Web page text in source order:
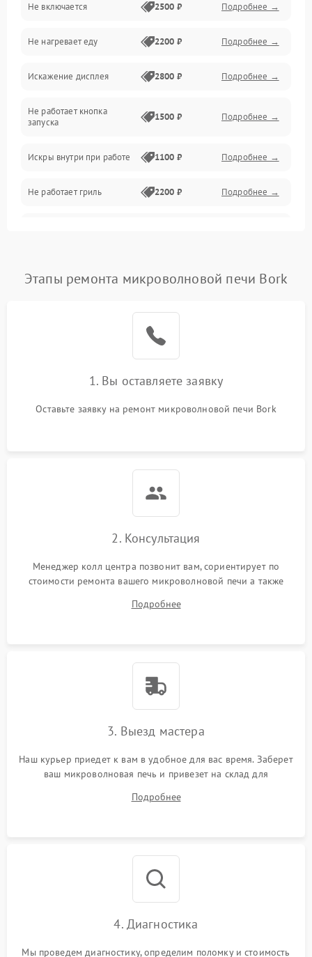
Механика и внутренние элементы
Механические повреждения
Питание и запуск
Нагрев и приготовление
Программное обеспечение
Не включается 2500 ₽ Подробнее →
Не нагревает еду 2200 ₽ Подробнее →
Искажение дисплея 2800 ₽ Подробнее →
Не работает кнопка
запуска
1500 ₽ Подробнее →
Искры внутри при работе 1100 ₽ Подробнее →
Не работает гриль 2200 ₽ Подробнее →
Появление запаха гари Подробнее →
2200 ₽
Не работают сенсорные
1000 ₽
Этапы ремонта микроволновой печи Bork
1. Вы оставляете заявку
Оставьте заявку на ремонт микроволновой печи Bork
2. Консультация
Менеджер колл центра позвонит вам, сориентирует по
стоимости ремонта вашего микроволновой печи а также
Подробнее
3. Выезд мастера
Наш курьер приедет к вам в удобное для вас время. Заберет
ваш микроволновая печь и привезет на склад для
Подробнее
4. Диагностика
Мы проведем диагностику, определим поломку и стоимость